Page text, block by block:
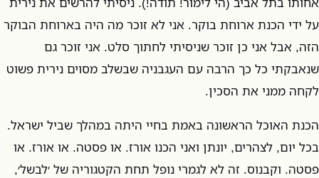
על ידי הכנת ארוחת בוקר. אני לא זוכר מה היה בארוחת הבוקר
הזה, אבל אני כן זוכר שניסיתי לחתוך סלט. אני זוכר גם
שנאבקתי כל כך הרבה עם העגבניה שבשלב מסוים נירית פשוט
לקחה ממני את הסכין.
הכנת האוכל הראשונה באמת בחיי היתה במהלך שביל ישראל.
בכל יום, לצהרים, יונתן ואני הכנו אורז. או פסטה. או אורז. או
פסטה. וקבנוס. זה לא לגמרי נופל תחת הקטגוריה של ׳לבשל׳,